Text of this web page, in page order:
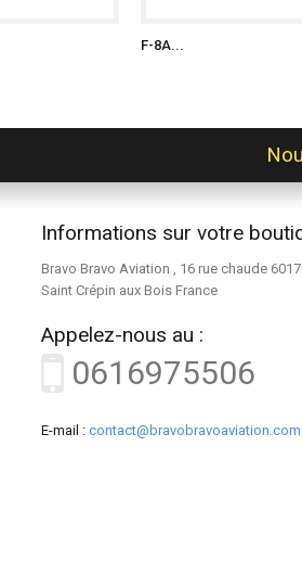
F-8A...
Informations sur votre
Bravo Bravo Aviation , 16 rue chaude
Saint Crépin aux Bois France
Appelez-nous au :
0616975506
E-mail : contact@bravobravoaviation.com